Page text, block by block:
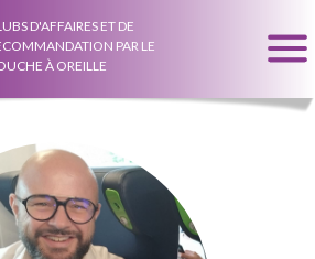
D'AFFAIRES ET DE
PAR LE
À OREILLE